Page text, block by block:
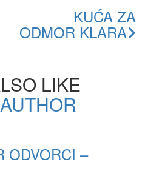
KUĆA ZA
ODMOR KLARA
LIKE
ODVORCI –